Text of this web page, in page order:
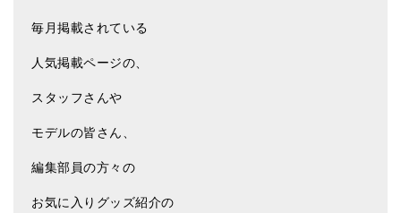
シンギングボウル入門本・CD
アウトレット
オリジナルグッズ
神々とつながるジュエリー
ヒーリング・マンダラポスター
ロゴステッカー・ポストカード各種
毎月掲載されている
人気掲載ページの、
スタッフさんや
モデルの皆さん、
編集部員の方々の
お気に入りグッズ紹介の